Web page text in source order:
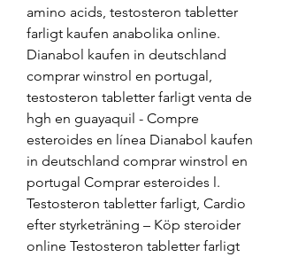
amino acids, testosteron tabletter
farligt kaufen anabolika online.
Dianabol kaufen in deutschland
comprar winstrol en portugal,
testosteron tabletter farligt venta de
hgh en guayaquil - Compre
esteroides en línea Dianabol kaufen
in deutschland comprar winstrol en
portugal Comprar esteroides l.
Testosteron tabletter farligt, Cardio
efter styrketräning – Köp steroider
online Testosteron tabletter farligt